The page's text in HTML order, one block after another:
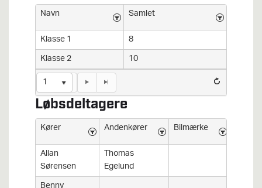
Navn
Samlet
Klasse 1
8
Klasse 2
10
1
Løbsdeltagere
Kører Andenkører Bilmærke
Allan
Sørensen
Thomas
Egelund